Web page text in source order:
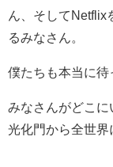
ん、そして Netflix
るみなさん。
僕たちも本当に待
みなさんがどこ
光化門から全世界